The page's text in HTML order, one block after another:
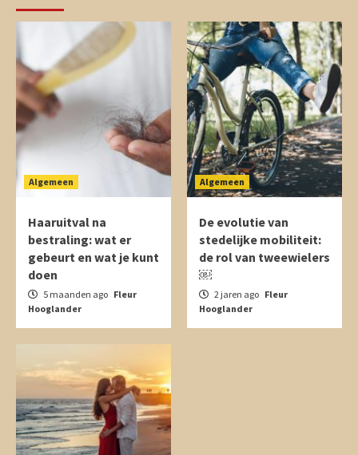
Algemeen
Haaruitval na
bestraling: wat er
gebeurt en wat je kunt
doen
5 maanden ago Fleur
Hooglander
Algemeen
De evolutie van
stedelijke mobiliteit:
de rol van tweewielers
￼
2 jaren ago Fleur
Hooglander